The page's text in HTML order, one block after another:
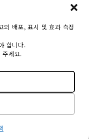
의 배포, 표시 및 효과 측정
합니다.
주세요.
Japan
DMO